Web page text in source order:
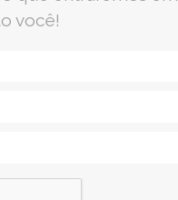
você!